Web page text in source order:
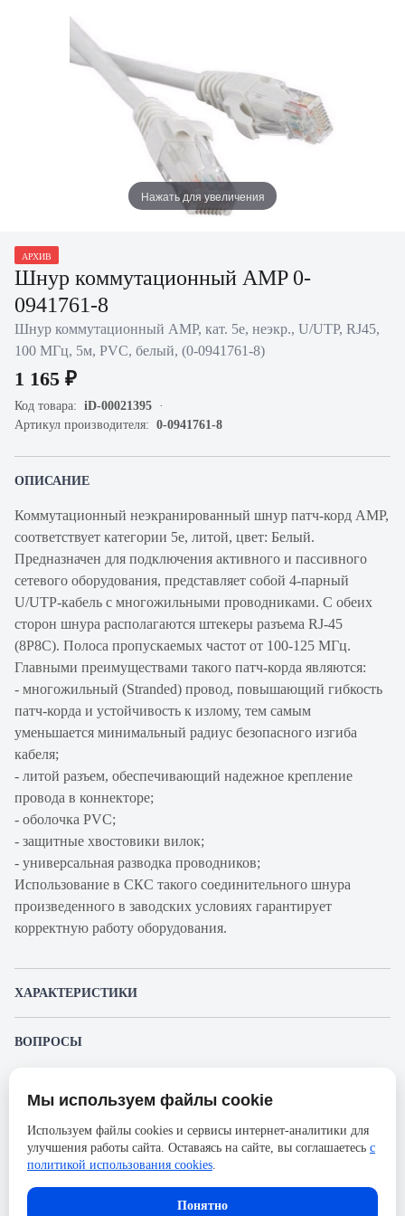
Нажать для увеличения
АРХИВ
Шнур коммутационный AMP 0-
0941761-8
Шнур коммутационный AMP, кат. 5е, неэкр., U/UTP, RJ45,
100 МГц, 5м, PVC, белый, (0-0941761-8)
1 165 ₽
Код товара: iD-00021395
Артикул производителя: 0-0941761-8
ОПИСАНИЕ
Коммутационный неэкранированный шнур патч-корд AMP,
cоответствует категории 5e, литой, цвет: Белый.
Предназначен для подключения активного и пассивного
сетевого оборудования, представляет собой 4-парный
U/UTP-кабель с многожильными проводниками. С обеих
сторон шнура располагаются штекеры разъема RJ-45
(8P8C). Полоса пропускаемых частот от 100-125 МГц.
Главными преимуществами такого патч-корда являются:
- многожильный (Stranded) провод, повышающий гибкость
патч-корда и устойчивость к излому, тем самым
уменьшается минимальный радиус безопасного изгиба
кабеля;
- литой разъем, обеспечивающий надежное крепление
провода в коннекторе;
- оболочка PVC;
- защитные хвостовики вилок;
- универсальная разводка проводников;
Использование в СКС такого соединительного шнура
произведенного в заводских условиях гарантирует
корректную работу оборудования.
ХАРАКТЕРИСТИКИ
Производитель
Категория
Оболочка
Длина, м
ВОПРОСЫ
Пожалуйста, авторизуйтесь, чтобы иметь
возможность оставлять вопросы.
Представленные изображения и характеристики могут отличаться от реального
без предварительного уведомления. Компания АйДистрибьют не несёт
ответственности в случае не соответствия текущей модели товаров фотографиям,
размещённым в карточке товара.
Мы используем файлы cookie
Используем файлы cookies и сервисы интернет-аналитики для
улучшения работы сайта. Оставаясь на сайте, вы соглашаетесь с
политикой использования cookies.
Понятно